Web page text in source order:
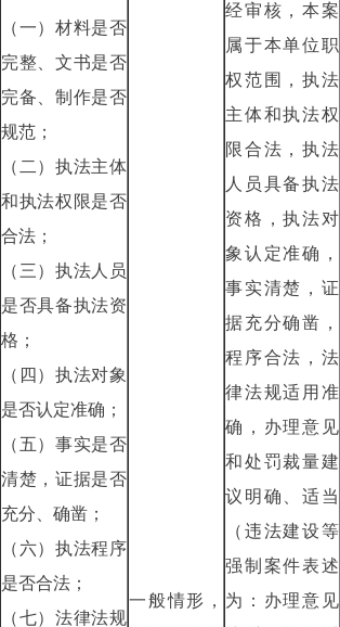
（一）材料是否
完整、文书是否
完备、制作是否
规范；
（二）执法主体
和执法权限是否
合法；
（三）执法人员
是否具备执法资
格；
（四）执法对象
是否认定准确；
（五）事实是否
清楚，证据是否
充分、确凿；
（六）执法程序
是否合法；
（七）法律法规
一般情形，
经审核，本案
属于本单位职
权范围，执法
主体和执法权
限合法，执法
人员具备执法
资格，执法对
象认定准确，
事实清楚，证
据充分确凿，
程序合法，法
律法规适用准
确，办理意见
和处罚裁量建
议明确、适当
（违法建设等
强制案件表述
为：办理意见